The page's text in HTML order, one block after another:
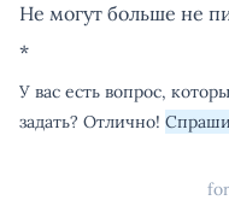
Не могут больше не
*
У вас есть вопрос,
задать? Отлично!